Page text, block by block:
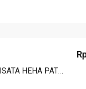
TANAH DIJUAL DEKAT OBYEK WISATA HEHA PATUK PIYUNGAN COCOK UNTUK TOKO OLEH2 ATAU RESTO